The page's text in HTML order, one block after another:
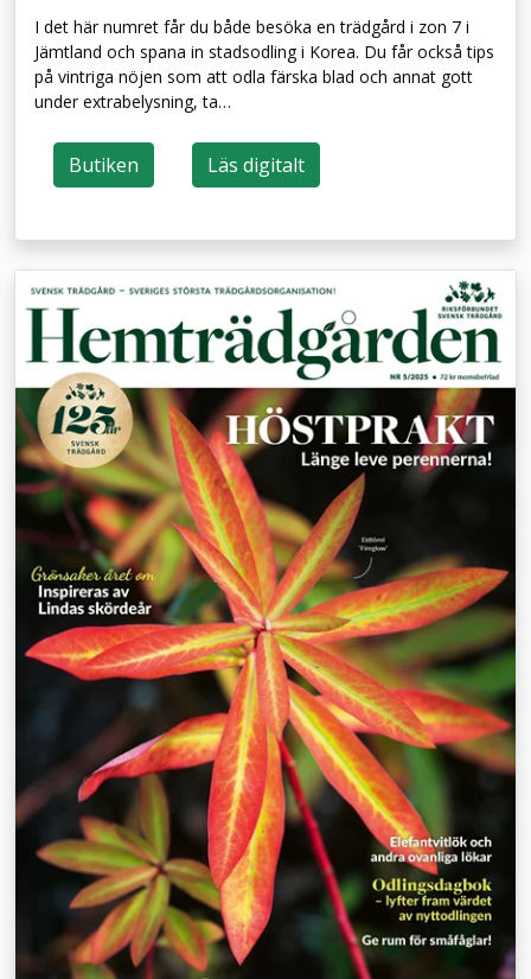
I det här numret får du både besöka en trädgård i zon 7 i
Jämtland och spana in stadsodling i Korea. Du får också tips
på vintriga nöjen som att odla färska blad och annat gott
under extrabelysning, ta…
Butiken Läs digitalt